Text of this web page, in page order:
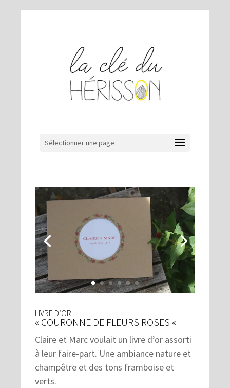
Sélectionner une page
LIVRE D’OR
« COURONNE DE FLEURS ROSES «
Claire et Marc voulait un livre d’or assorti
à leur faire-part. Une ambiance nature et
champêtre et des tons framboise et
verts.